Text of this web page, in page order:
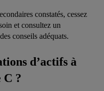
constatés, cessez
et consultez un
conseils adéquats.
d’actifs à
C ?